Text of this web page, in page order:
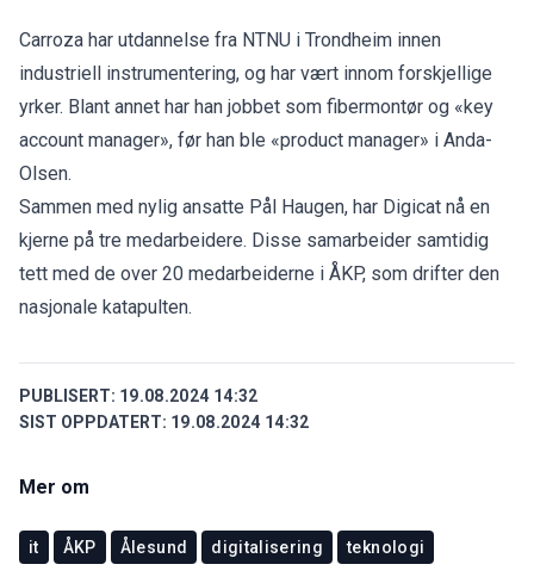
Carroza har utdannelse fra NTNU i Trondheim innen
industriell instrumentering, og har vært innom forskjellige
yrker. Blant annet har han jobbet som fibermontør og «key
account manager», før han ble «product manager» i Anda-
Olsen.
Sammen med nylig ansatte Pål Haugen, har Digicat nå en
kjerne på tre medarbeidere. Disse samarbeider samtidig
tett med de over 20 medarbeiderne i ÅKP, som drifter den
nasjonale katapulten.
PUBLISERT: 19.08.2024 14:32
SIST OPPDATERT: 19.08.2024 14:32
Mer om
it ÅKP Ålesund digitalisering teknologi